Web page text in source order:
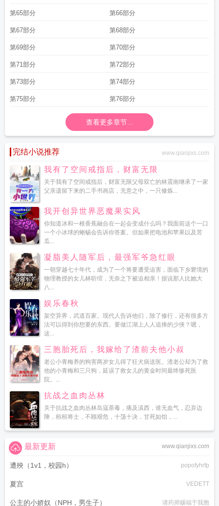
第65部分 第66部分
第67部分 第68部分
第69部分 第70部分
第71部分 第72部分
第73部分 第74部分
第75部分 第76部分
查看更多章节...
完结小说推荐 www.qianjixs.com
我有了空间戒指后，财富无限
关于我有了空间戒指后，财富无限父母双亡的林震南继承了一家
父亲遗留下来的二手书画店，无意之中，一只修炼...
我开创异世界恶魔果实风
你知道冰和一根香蕉融合在一起会变成什么吗？我面前这个一口
一个小冰球的蜥蜴会告诉你答案。但如果把电池和苹果以及苦
瓜...
凝脂美人随军后，最强军爷急红眼
一朝穿越七十年代，成为了一个将要遭受迫害，面临下乡窘境的
物理教授的女儿林听绾，无奈之下被迫相亲！据说那人比她大
八...
娱乐春秋
架空异界，武道百家。现代人告诉他们，除了修行，还有很多方
法可以得到你想要的东西。要做江湖上人人追捧的少侠？嗯，
这...
三胞胎死后，我嫁给了渣前夫他小叔
老公小青梅养的狗害两岁女儿得了狂犬病送医。渣老公却为了救
他的小青梅和三只狗，延误了救女儿的黄金时间最终惨死医
院。...
抗战之血肉丛林
关于抗战之血肉丛林岛寇荼毒，痛及滇西，谁无血气，忍弃边
陲，桓桓将士，不顾艰危，十荡十决，甘死如饴，...
www.qianjixs.com
最新更新
遭殃（1v1，校园h） popofyhrfp
夏宫 VEDETT
公主的小娇奴（NPH，男生子） 请药师赐福于我胞